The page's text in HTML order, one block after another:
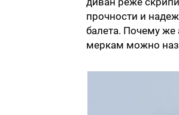
прочности и
балета. Почему
меркам можно